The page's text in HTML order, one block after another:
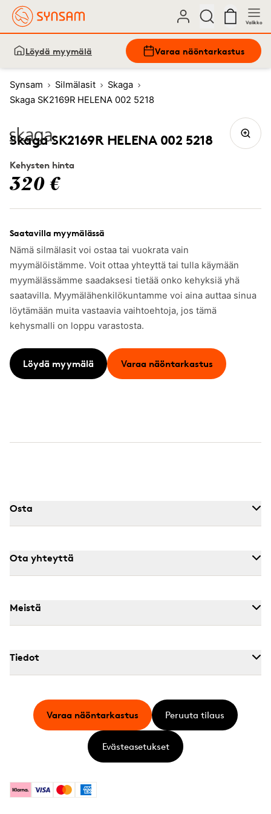
Valikko
Löydä myymälä Varaa näöntarkastus
Synsam Silmälasit
Skaga
Skaga SK2169R HELENA 002 5218
Skaga SK2169R HELENA 002 5218
Kehysten hinta
320 €
Saatavilla myymälässä
Nämä silmälasit voi ostaa tai vuokrata vain
myymälöistämme. Voit ottaa yhteyttä tai tulla käymään
myymälässämme saadaksesi tietää onko kehyksiä yhä
saatavilla. Myymälähenkilökuntamme voi aina auttaa sinua
löytämään muita vastaavia vaihtoehtoja, jos tämä
kehysmalli on loppu varastosta.
Löydä myymälä Varaa näöntarkastus
Osta
Ota yhteyttä
Meistä
Tiedot
KlarnaVisa MastercardAmerican Express
Varaa näöntarkastus Peruuta tilaus
Evästeasetukset